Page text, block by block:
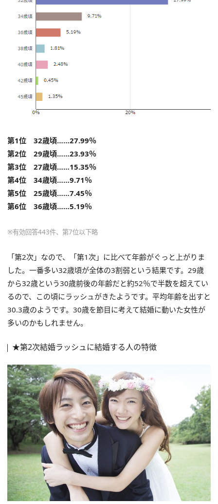
第1位 32歳頃……27.99％
第2位 29歳頃……23.93％
第3位 27歳頃……15.35％
第4位 34歳頃……9.71％
第5位 25歳頃……7.45％
第6位 36歳頃……5.19％
※有効回答443件、第7位以下略
「第2次」なので、「第1次」に比べて年齢がぐっと上がりま
した。一番多い32歳頃が全体の3割弱という結果です。29歳
から32歳という30歳前後の年齢だと約52％で半数を超えてい
るので、この頃にラッシュがきたようです。平均年齢を出すと
30.3歳のようです。30歳を節目に考えて結婚に動いた女性が
多いのかもしれません。
★第2次結婚ラッシュに結婚する人の特徴